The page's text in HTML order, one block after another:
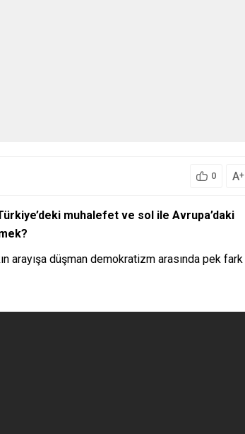
0 A+
muhalefet ve sol ile Avrupa’daki
arayışa düşman demokratizm arasında pek fark